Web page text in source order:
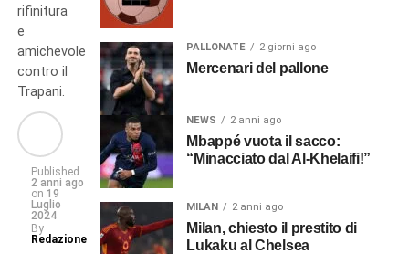
rifinitura
e
amichevole
contro il
Trapani.
Published
2 anni ago
on 19
Luglio
2024
By
Redazione
PALLONATE 2 giorni ago
Mercenari del pallone
NEWS 2 anni ago
Mbappé vuota il sacco:
“Minacciato dal Al-Khelaifi!”
MILAN 2 anni ago
Milan, chiesto il prestito di
Lukaku al Chelsea